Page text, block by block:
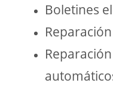
Boletines